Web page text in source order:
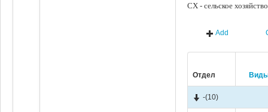
СХ - сельское
Add
Отдел
-(10)